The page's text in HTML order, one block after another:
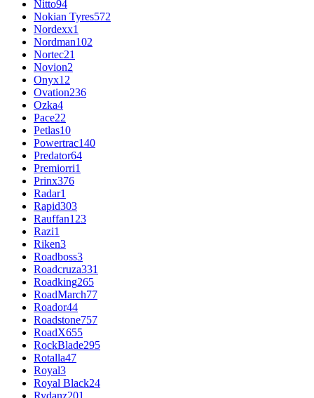
Nitto94
Nokian Tyres572
Nordexx1
Nordman102
Nortec21
Novion2
Onyx12
Ovation236
Ozka4
Pace22
Petlas10
Powertrac140
Predator64
Premiorri1
Prinx376
Radar1
Rapid303
Rauffan123
Razi1
Riken3
Roadboss3
Roadcruza331
Roadking265
RoadMarch77
Roador44
Roadstone757
RoadX655
RockBlade295
Rotalla47
Royal3
Royal Black24
Rydanz201